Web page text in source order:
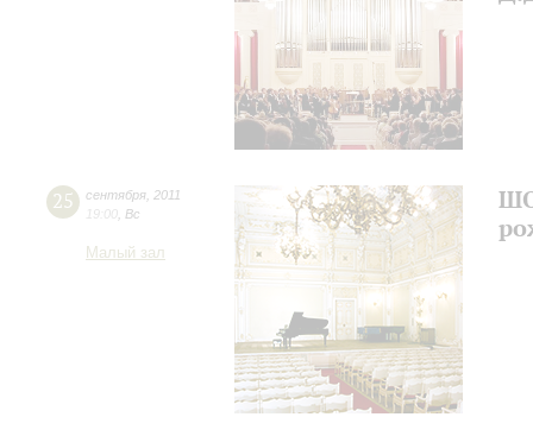
25 сентября 2011
19:00 Вс
Малый зал